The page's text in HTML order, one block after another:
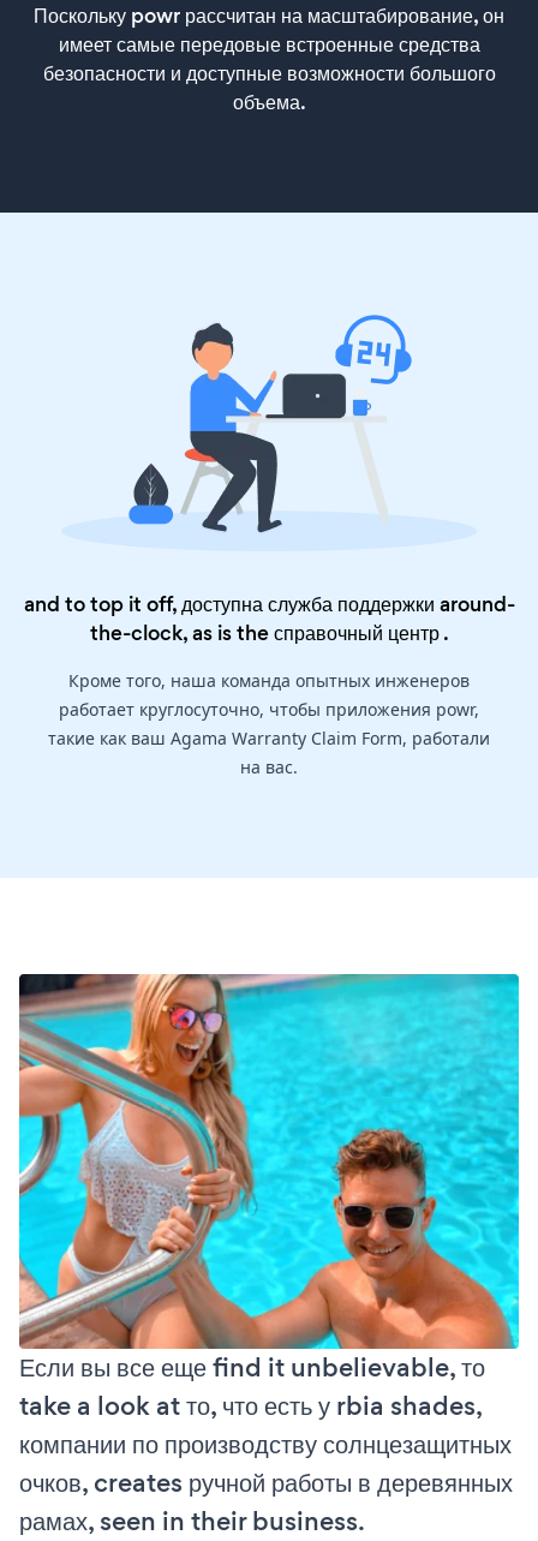
Поскольку powr рассчитан на масштабирование, он
имеет самые передовые встроенные средства
безопасности и доступные возможности большого
объема.
and to top it off, доступна служба поддержки around-
the-clock, as is theсправочный центр.
Кроме того, наша команда опытных инженеров
работает круглосуточно, чтобы приложения powr,
такие как ваш Agama Warranty Claim Form, работали
на вас.
Если вы все еще find it unbelievable, то
take a look at то, что есть у rbia shades,
компании по производству солнцезащитных
очков, creates ручной работы в деревянных
рамах, seen in their business.